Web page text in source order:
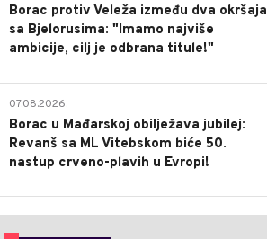
Borac protiv Veleža između dva okršaja
sa Bjelorusima: "Imamo najviše
ambicije, cilj je odbrana titule!"
07.08.2026.
Borac u Mađarskoj obilježava jubilej:
Revanš sa ML Vitebskom biće 50.
nastup crveno-plavih u Evropi!